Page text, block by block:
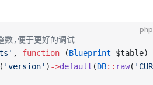
php
数,便于更好的调试
, function (Blueprint $table)
( 'version' ) ->default (DB:: raw(